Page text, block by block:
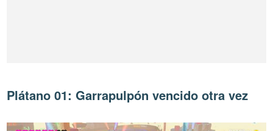
Plátano 01: Garrapulpón vencido otra vez